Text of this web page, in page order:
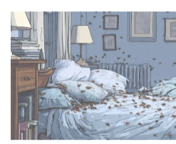
POSTED
BIOTECNOLOGIA